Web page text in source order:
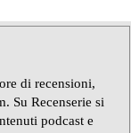
di recensioni,
Su Recenserie si
podcast e